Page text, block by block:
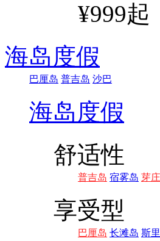
¥999起
海岛度假
巴厘岛 普吉岛 沙巴
海岛度假
舒适性
普吉岛 宿雾岛 芽庄
享受型
巴厘岛 长滩岛 斯